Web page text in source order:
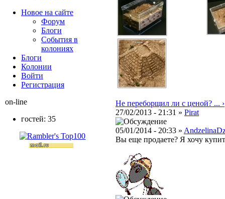
Не переборщил ли с ценой? ... ›
27/02/2013 - 21:31 » Pirat
05/01/2014 - 20:33 »
Вы еще продаете? Я хочу
Новое на сайте
Форум
Блоги
События в
колониях
Блоги
Колонии
Войти
Peгиcтpaция
on-line
гостей: 35